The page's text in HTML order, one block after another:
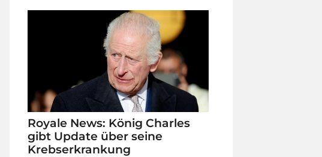
Royale News: König Charles
gibt Update über seine
Krebserkrankung